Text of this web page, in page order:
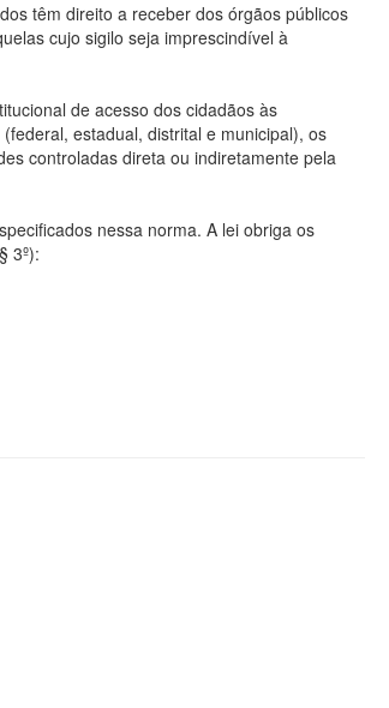
têm direito a receber dos órgãos públicos
cujo sigilo seja imprescindível à
de acesso dos cidadãos às
estadual, distrital e municipal), os
controladas direta ou indiretamente pela
nessa norma. A lei obriga os
3º):